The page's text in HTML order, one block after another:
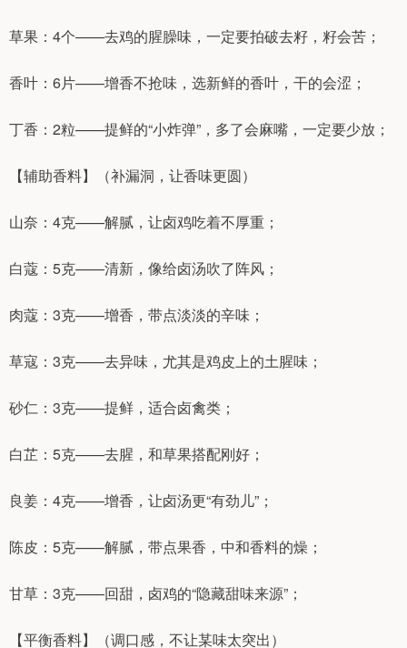
草果：4个——去鸡的腥臊味，一定要拍破去籽，籽会苦；
香叶：6片——增香不抢味，选新鲜的香叶，干的会涩；
丁香：2粒——提鲜的“小炸弹”，多了会麻嘴，一定要少放；
【辅助香料】（补漏洞，让香味更圆）
山奈：4克——解腻，让卤鸡吃着不厚重；
白蔻：5克——清新，像给卤汤吹了阵风；
肉蔻：3克——增香，带点淡淡的辛味；
草寇：3克——去异味，尤其是鸡皮上的土腥味；
砂仁：3克——提鲜，适合卤禽类；
白芷：5克——去腥，和草果搭配刚好；
良姜：4克——增香，让卤汤更“有劲儿”；
陈皮：5克——解腻，带点果香，中和香料的燥；
甘草：3克——回甜，卤鸡的“隐藏甜味来源”；
【平衡香料】（调口感，不让某味太突出）